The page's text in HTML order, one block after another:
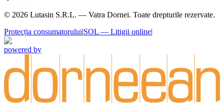
© 2026 Lutasin S.R.L. — Vatra Dornei. Toate drepturile rezervate.
Protecția consumatorului|SOL — Litigii online|
powered by